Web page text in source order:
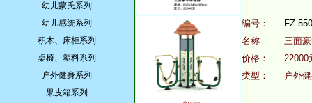
幼儿蒙氏系列
幼儿感统系列
积木、床柜系列
桌椅、塑料系列
户外健身系列
果皮箱系列
编号：
FZ-
名称
三面
价格：
22000
类型：
户外